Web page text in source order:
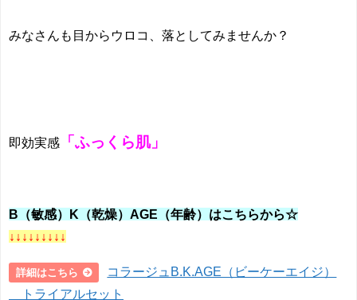
みなさんも目からウロコ、落としてみませんか？
即効実感 「ふっくら肌」
B（敏感）K（乾燥）AGE（年齢）はこちらから☆
↓↓↓↓↓↓↓↓↓
詳細はこちら
コラージュB.K.AGE（ビーケーエイジ）
トライアルセット